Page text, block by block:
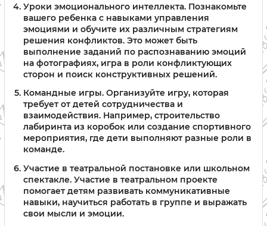
Уроки эмоционального интеллекта. Познакомьте
вашего ребенка с навыками управления
эмоциями и обучите их различным стратегиям
решения конфликтов. Это может быть
выполнение заданий по распознаванию эмоций
на фотографиях, игра в роли конфликтующих
сторон и поиск конструктивных решений.
Командные игры. Организуйте игру, которая
требует от детей сотрудничества и
взаимодействия. Например, строительство
лабиринта из коробок или создание спортивного
мероприятия, где дети выполняют разные роли в
команде.
Участие в театральной постановке или школьном
спектакле. Участие в театральном проекте
помогает детям развивать коммуникативные
навыки, научиться работать в группе и выражать
свои мысли и эмоции.